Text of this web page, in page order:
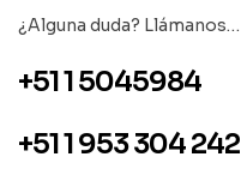
¿Alguna duda? Llámanos…
+51 1 5045984
+51 1 953 304 242